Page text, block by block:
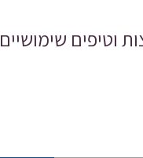
וטיפים שימושיים